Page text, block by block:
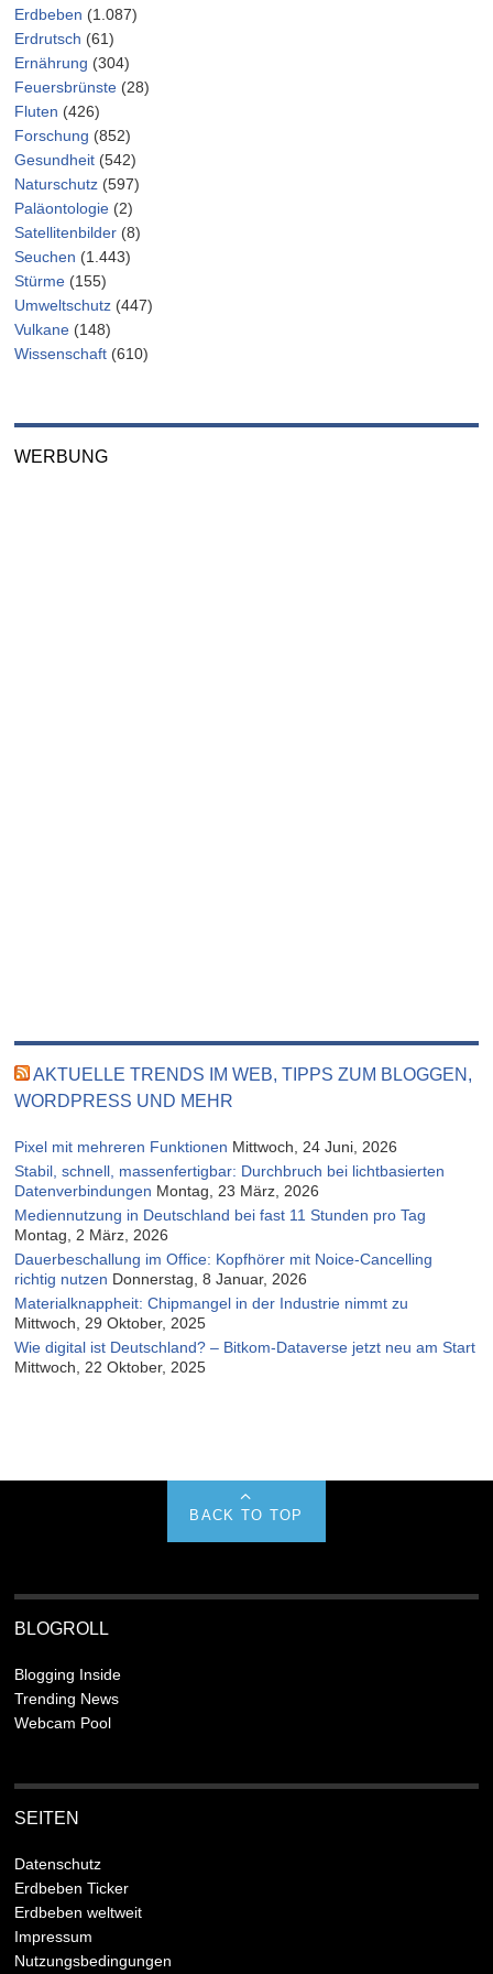
Erdbeben (1.087)
Erdrutsch (61)
Ernährung (304)
Feuersbrünste (28)
Fluten (426)
Forschung (852)
Gesundheit (542)
Naturschutz (597)
Paläontologie (2)
Satellitenbilder (8)
Seuchen (1.443)
Stürme (155)
Umweltschutz (447)
Vulkane (148)
Wissenschaft (610)
WERBUNG
AKTUELLE TRENDS IM WEB, TIPPS ZUM BLOGGEN,
WORDPRESS UND MEHR
Pixel mit mehreren Funktionen Mittwoch, 24 Juni, 2026
Stabil, schnell, massenfertigbar: Durchbruch bei lichtbasierten
Datenverbindungen Montag, 23 März, 2026
Mediennutzung in Deutschland bei fast 11 Stunden pro Tag
Montag, 2 März, 2026
Dauerbeschallung im Office: Kopfhörer mit Noice-Cancelling
richtig nutzen Donnerstag, 8 Januar, 2026
Materialknappheit: Chipmangel in der Industrie nimmt zu
Mittwoch, 29 Oktober, 2025
Wie digital ist Deutschland? – Bitkom-Dataverse jetzt neu am Start
Mittwoch, 22 Oktober, 2025
BACK TO TOP
BLOGROLL
Blogging Inside
Trending News
Webcam Pool
SEITEN
Datenschutz
Erdbeben Ticker
Erdbeben weltweit
Impressum
Nutzungsbedingungen